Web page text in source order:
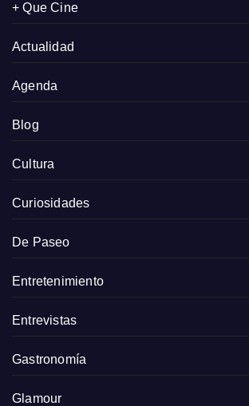
+ Que Cine
Actualidad
Agenda
Blog
Cultura
Curiosidades
De Paseo
Entretenimiento
Entrevistas
Gastronomía
Glamour